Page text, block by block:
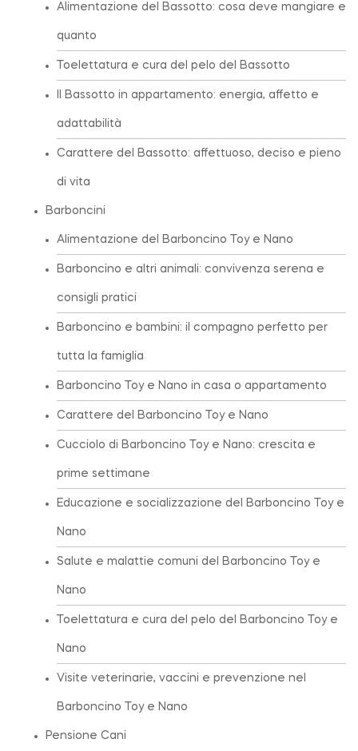
Alimentazione del Bassotto: cosa deve mangiare e
quanto
Toelettatura e cura del pelo del Bassotto
Il Bassotto in appartamento: energia, affetto e
adattabilità
Carattere del Bassotto: affettuoso, deciso e pieno
di vita
Barboncini
Alimentazione del Barboncino Toy e Nano
Barboncino e altri animali: convivenza serena e
consigli pratici
Barboncino e bambini: il compagno perfetto per
tutta la famiglia
Barboncino Toy e Nano in casa o appartamento
Carattere del Barboncino Toy e Nano
Cucciolo di Barboncino Toy e Nano: crescita e
prime settimane
Educazione e socializzazione del Barboncino Toy e
Nano
Salute e malattie comuni del Barboncino Toy e
Nano
Toelettatura e cura del pelo del Barboncino Toy e
Nano
Visite veterinarie, vaccini e prevenzione nel
Barboncino Toy e Nano
Pensione Cani